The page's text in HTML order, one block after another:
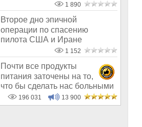
1 890
Второе дно эпичной
операции по спасению
пилота США и Иране
1 152
Почти все продукты
питания заточены на то,
что бы сделать нас больными
и бесплодным
196 031 13 900